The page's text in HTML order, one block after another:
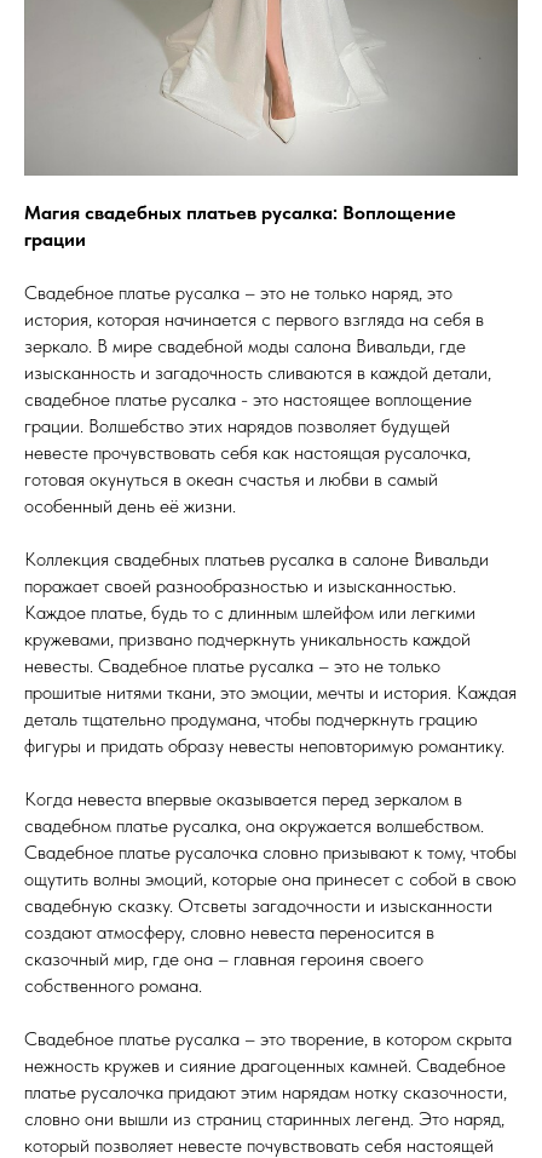
Магия свадебных платьев русалка: Воплощение
грации
Свадебное платье русалка – это не только наряд, это
история, которая начинается с первого взгляда на себя в
зеркало. В мире свадебной моды салона Вивальди, где
изысканность и загадочность сливаются в каждой детали,
свадебное платье русалка - это настоящее воплощение
грации. Волшебство этих нарядов позволяет будущей
невесте прочувствовать себя как настоящая русалочка,
готовая окунуться в океан счастья и любви в самый
особенный день её жизни.
Коллекция свадебных платьев русалка в салоне Вивальди
поражает своей разнообразностью и изысканностью.
Каждое платье, будь то с длинным шлейфом или легкими
кружевами, призвано подчеркнуть уникальность каждой
невесты. Свадебное платье русалка – это не только
прошитые нитями ткани, это эмоции, мечты и история. Каждая
деталь тщательно продумана, чтобы подчеркнуть грацию
фигуры и придать образу невесты неповторимую романтику.
Когда невеста впервые оказывается перед зеркалом в
свадебном платье русалка, она окружается волшебством.
Свадебное платье русалочка словно призывают к тому, чтобы
ощутить волны эмоций, которые она принесет с собой в свою
свадебную сказку. Отсветы загадочности и изысканности
создают атмосферу, словно невеста переносится в
сказочный мир, где она – главная героиня своего
собственного романа.
Свадебное платье русалка – это творение, в котором скрыта
нежность кружев и сияние драгоценных камней. Свадебное
платье русалочка придают этим нарядам нотку сказочности,
словно они вышли из страниц старинных легенд. Это наряд,
который позволяет невесте почувствовать себя настоящей